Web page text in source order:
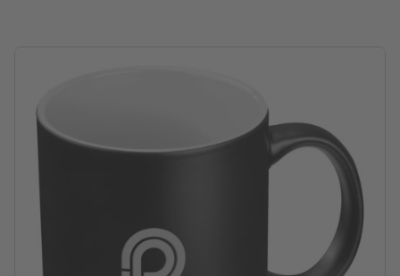
ubicación del grabado: en el exterior